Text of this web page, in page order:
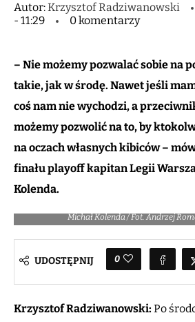
Autor:Krzysztof Radziwanowski
- 11:29
0 komentarzy
– Nie możemy pozwalać sobie na
takie, jak w środę. Nawet jeśli
coś nam nie wychodzi, a
możemy pozwolić na to, by
na oczach własnych kibiców –
finału playoff kapitan Legii
Kolenda.
Michał Kolenda / Fot. Andrzej
UDOSTĘPNIJ 0
Krzysztof Radziwanowski: Po